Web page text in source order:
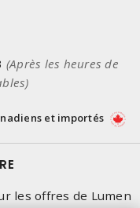
(Après les heures de
et importés
les offres de Lumen